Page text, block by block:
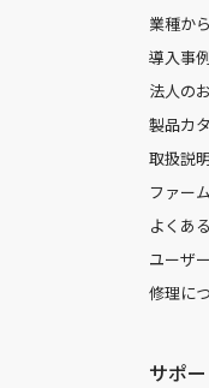
業種か
導入事例
法人の
製品カ
取扱説
ファー
よくあ
ユーザ
修理に
サポ